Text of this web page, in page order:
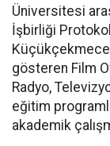
Üniversitesi
İşbirliği
gösteren Film
Radyo,
eğitim
akademik